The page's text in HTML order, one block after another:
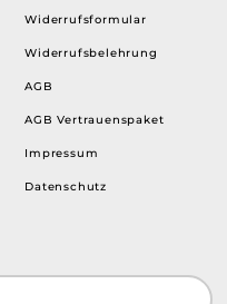
Widerrufsformular
Widerrufsbelehrung
AGB
AGB Vertrauenspaket
Impressum
Datenschutz